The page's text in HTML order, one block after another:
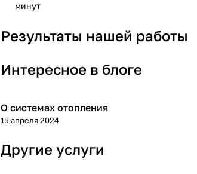
минут
Результаты нашей работы
Интересное в блоге
О системах отопления
15 апреля 2024
Другие услуги